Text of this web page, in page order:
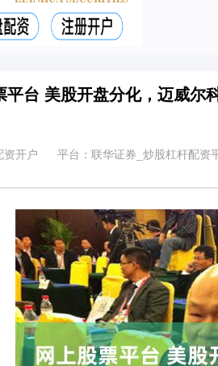
平台 美股开盘分化，迈威尔
资开户 平台：联华证券_炒股杠杆配资